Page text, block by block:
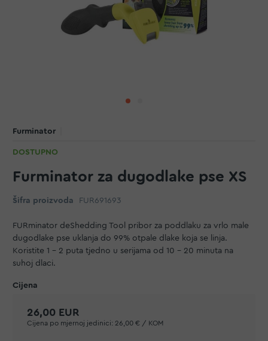
Furminator
DOSTUPNO
Furminator za dugodlake pse XS
Šifra proizvoda FUR691693
FURminator deShedding Tool pribor za poddlaku za vrlo male
dugodlake pse uklanja do 99% otpale dlake koja se linja.
Koristite 1 - 2 puta tjedno u serijama od 10 - 20 minuta na
suhoj dlaci.
26,00 EUR
Cijena po mjernoj jedinici: 26,00 € / KOM